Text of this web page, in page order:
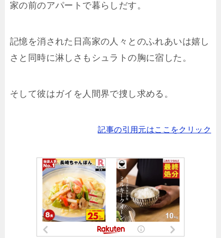
家の前のアパートで暮らしだす。
記憶を消された日高家の人々とのふれあいは嬉し
さと同時に淋しさもシュラトの胸に宿した。
そして彼はガイを人間界で捜し求める。
記事の引用元はここをクリック